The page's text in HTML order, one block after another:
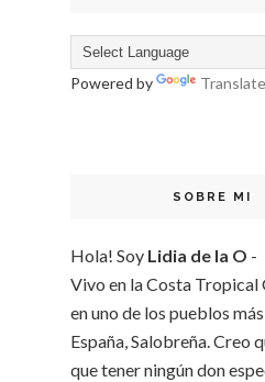
Powered by Translate
SOBRE MI
Hola! Soy Lidia de la O -
Vivo en la Costa Tropical
en uno de los pueblos
España, Salobreña. Creo
que tener ningún don